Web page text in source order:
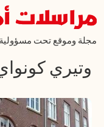
تجاوز إلى المحتوى الرئيسي
مجلة وموقع تحت مسؤولية
وتيري